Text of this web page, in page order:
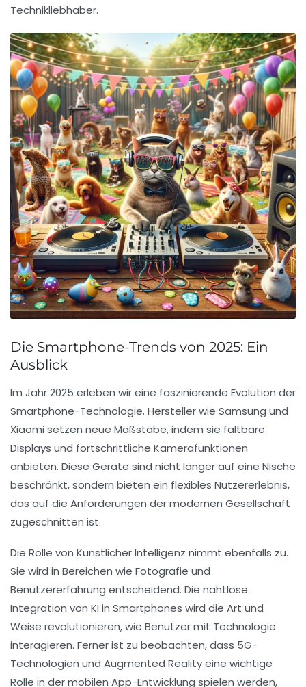
Technikliebhaber.
Die Smartphone-Trends von 2025: Ein
Ausblick
Im Jahr 2025 erleben wir eine faszinierende Evolution der
Smartphone-Technologie. Hersteller wie Samsung und
Xiaomi setzen neue Maßstäbe, indem sie faltbare
Displays und fortschrittliche Kamerafunktionen
anbieten. Diese Geräte sind nicht länger auf eine Nische
beschränkt, sondern bieten ein flexibles Nutzererlebnis,
das auf die Anforderungen der modernen Gesellschaft
zugeschnitten ist.
Die Rolle von Künstlicher Intelligenz nimmt ebenfalls zu.
Sie wird in Bereichen wie Fotografie und
Benutzererfahrung entscheidend. Die nahtlose
Integration von KI in Smartphones wird die Art und
Weise revolutionieren, wie Benutzer mit Technologie
interagieren. Ferner ist zu beobachten, dass 5G-
Technologien und Augmented Realityeine wichtige
Rolle in der mobilen App-Entwicklung spielen werden,